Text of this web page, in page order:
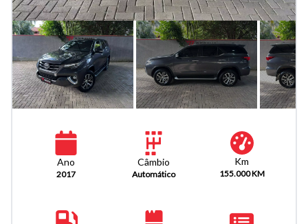
Ano
2017
Câmbio
Automático
Km
155.000 KM